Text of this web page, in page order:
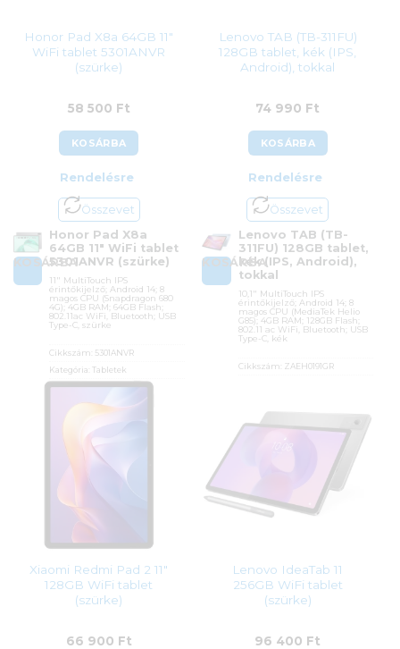
Honor Pad X8a 64GB 11″
WiFi tablet 5301ANVR
(szürke)
58 500 Ft
KOSÁRBA
Rendelésre
Összevet
KOSÁRBA
Honor Pad X8a
64GB 11″ WiFi tablet
5301ANVR (szürke)
11″ MultiTouch IPS
érintőkijelző; Android 14; 8
magos CPU (Snapdragon 680
4G); 4GB RAM; 64GB Flash;
802.11ac WiFi, Bluetooth; USB
Type-C, szürke
Cikkszám: 5301ANVR
Kategória:Tabletek
Gyártó:Honor
Garanciaidő:24 hónap
Azonosító:
58 500
Lenovo TAB (TB-311FU)
128GB tablet, kék (IPS,
Android), tokkal
74 990 Ft
KOSÁRBA
Rendelésre
Összevet
KOSÁRBA
Lenovo TAB (TB-
311FU) 128GB tablet,
kék (IPS, Android),
tokkal
10,1″ MultiTouch IPS
érintőkijelző; Android 14; 8
magos CPU (MediaTek Helio
G85); 4GB RAM; 128GB Flash;
802.11 ac WiFi, Bluetooth; USB
Type-C, kék
Cikkszám:
ZAEH0191GR
Garanciaidő:
ÁFA:
Xiaomi Redmi Pad 2 11″
128GB WiFi tablet
(szürke)
66 900 Ft
Lenovo IdeaTab 11
256GB WiFi tablet
(szürke)
96 400 Ft